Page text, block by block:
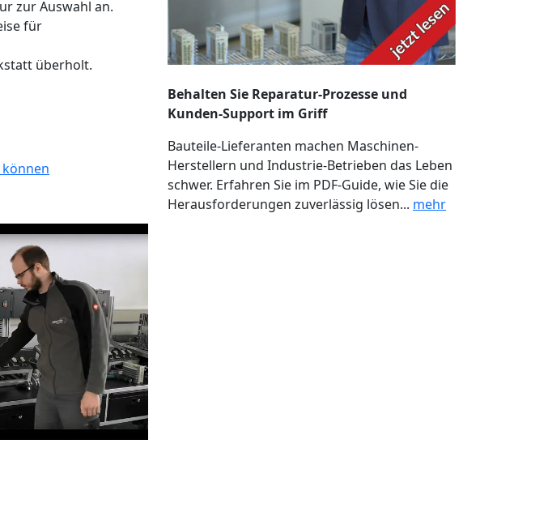
zur Auswahl an.
für
überholt.
Behalten Sie Reparatur-Prozesse und
Kunden-Support im Griff
Bauteile-Lieferanten machen Maschinen-
Herstellern und Industrie-Betrieben das Leben
schwer. Erfahren Sie im PDF-Guide, wie Sie die
Herausforderungen zuverlässig lösen... mehr